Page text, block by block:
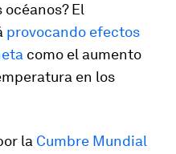
El
provocando efectos
como el aumento
en los
la Cumbre Mundial